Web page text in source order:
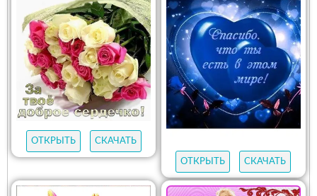
ОТКРЫТЬ СКАЧАТЬ
ОТКРЫТЬ СКАЧАТЬ